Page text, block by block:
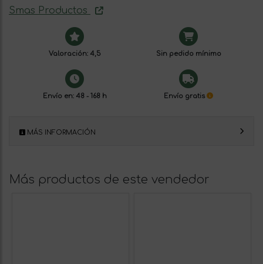
Smas Productos
Valoración: 4,5 Sin pedido mínimo
Envío en: 48 - 168 h Envío gratis
MÁS INFORMACIÓN
Más productos de este vendedor